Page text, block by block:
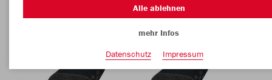
Alle ablehnen
mehr Infos
Datenschutz
Impressum